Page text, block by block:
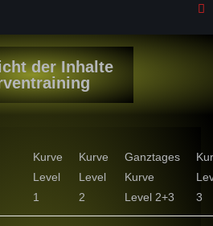
der Inhalte
Kurve
Level
1
Kurve
Level
2
Ganztages
Kurve
Level 2+3
3